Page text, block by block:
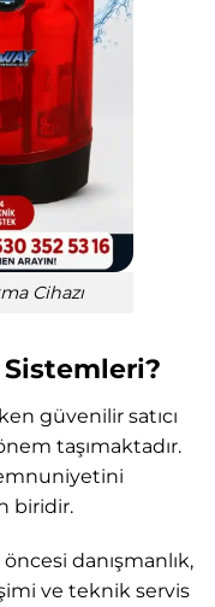
Cihazı
Sistemleri?
güvenilir satıcı
taşımaktadır.
biridir.
öncesi danışmanlık,
ve teknik servis